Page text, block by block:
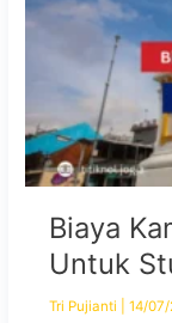
Biaya
Untuk
Tri Pujianti |14/